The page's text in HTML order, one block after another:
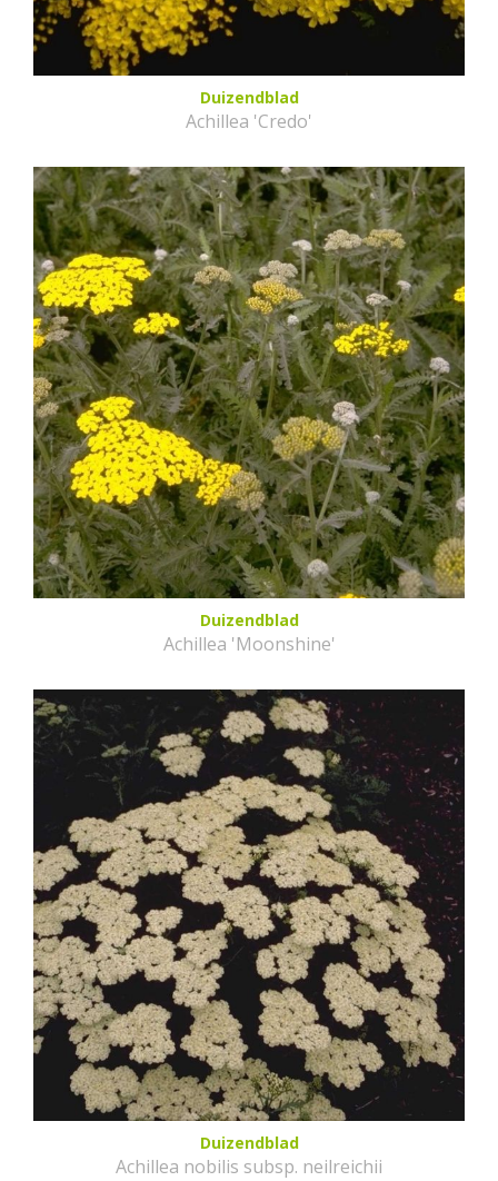
Duizendblad
Achillea 'Credo'
Duizendblad
Achillea 'Moonshine'
Duizendblad
Achillea nobilis subsp. neilreichii